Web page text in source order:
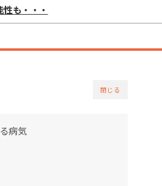
も・・・
閉じる
病気